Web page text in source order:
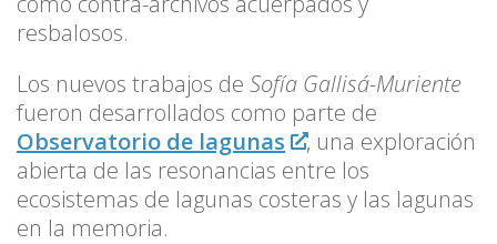
resbalosos.
Los nuevos trabajos de Sofía Gallisá-Muriente
fueron desarrollados como parte de
Observatorio de lagunas
, una exploración
abierta de las resonancias entre los
ecosistemas de lagunas costeras y las lagunas
en la memoria.